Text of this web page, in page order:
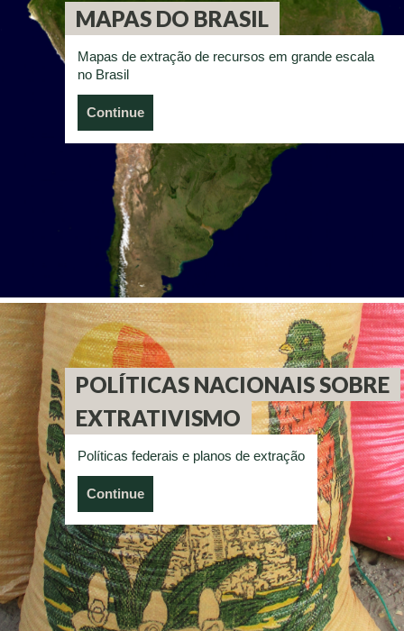
MAPAS DO BRASIL
Mapas de extração de recursos em grande escala
no Brasil
Continue
POLÍTICAS NACIONAIS SOBRE
EXTRATIVISMO
Políticas federais e planos de extração
Continue